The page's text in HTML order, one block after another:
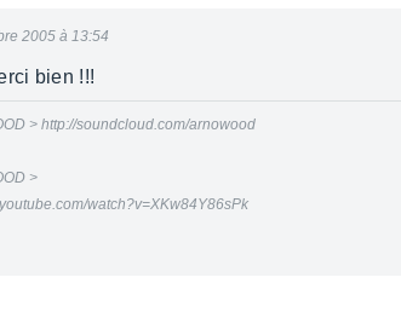
2005 à 13:54
bien !!!
> http://soundcloud.com/arnowood
>
watch?v=XKw84Y86sPk